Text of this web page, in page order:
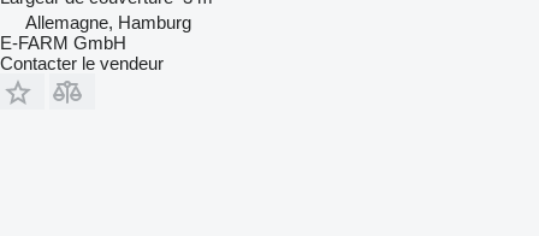
Allemagne, Hamburg
E-FARM GmbH
Contacter le vendeur